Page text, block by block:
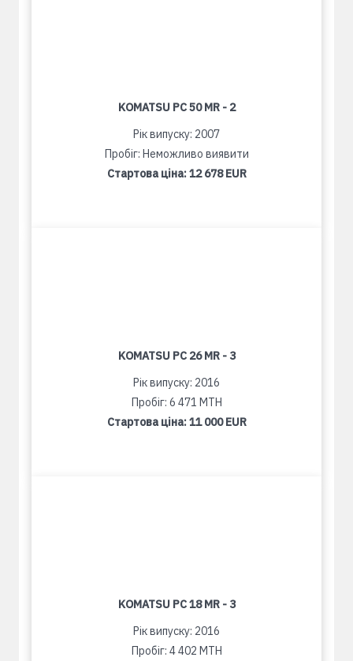
KOMATSU PC 50 MR - 2
Рік випуску: 2007
Пробіг: Неможливо виявити
Стартова ціна:12 678 EUR
KOMATSU PC 26 MR - 3
Рік випуску: 2016
Пробіг: 6 471 MTH
Стартова ціна:11 000 EUR
KOMATSU PC 18 MR - 3
Рік випуску: 2016
Пробіг: 4 402 MTH